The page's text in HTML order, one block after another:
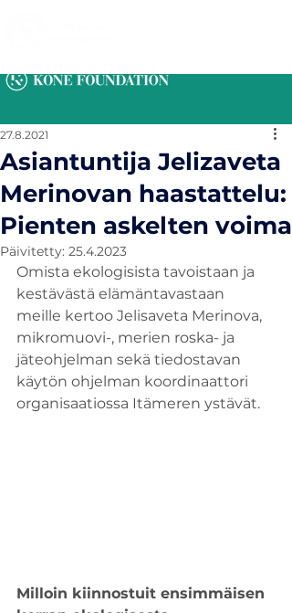
Asiantuntija Jelizaveta
Merinovan haastattelu:
Pienten askelten voima
27.8.2021
Päivitetty: 25.4.2023
Omista ekologisista tavoistaan ja
kestävästä elämäntavastaan
meille kertoo Jelisaveta Merinova,
mikromuovi-, merien roska- ja
jäteohjelman sekä tiedostavan
käytön ohjelman koordinaattori
organisaatiossa Itämeren ystävät.
Milloin kiinnostuit ensimmäisen